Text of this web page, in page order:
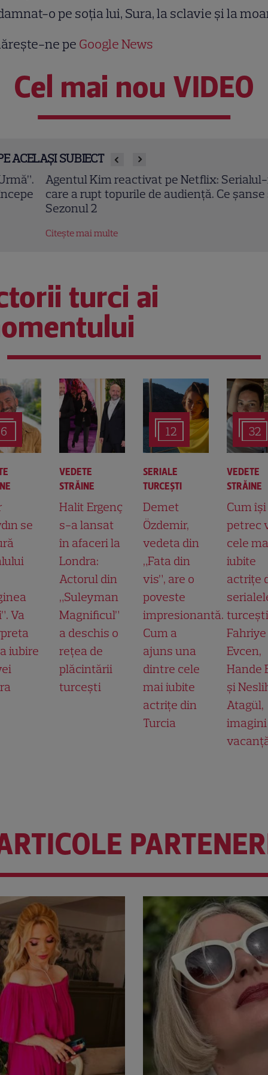
o pe soţia lui, Sura, la sclavie şi la
ne pe Google News
Cel mai nou VIDEO
ACELAȘI SUBIECT
Kim reactivat pe Netflix: Serialul-fenomen
a rupt topurile de audiență. Ce șanse sunt
mai multe
turci ai
6
se
Va
iubire
VEDETE
STRĂINE
Halit Ergenç
s-a lansat
în afaceri la
Londra:
Actorul din
„Suleyman
Magnificul”
a deschis o
rețea de
plăcintării
turcești
12
SERIALE
TURCEŞTI
Demet
Özdemir,
vedeta din
„Fata din
vis”, are o
poveste
impresionantă.
Cum a
ajuns una
dintre cele
mai iubite
actrițe din
Turcia
32
VEDETE
STRĂINE
Cum își
petrec
cele
iubite
actrițe
Fahriye
Evcen,
Hande
și
Atagül,